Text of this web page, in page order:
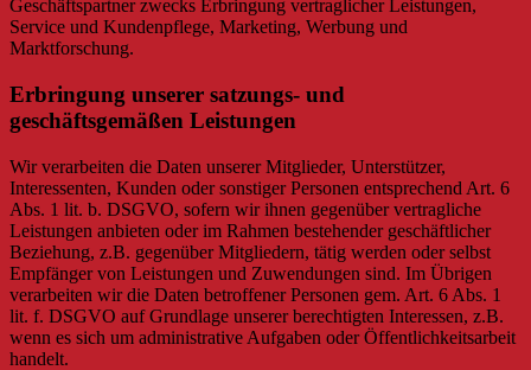
Geschäftspartner zwecks Erbringung vertraglicher Leistungen,
Service und Kundenpflege, Marketing, Werbung und
Marktforschung.
Erbringung unserer satzungs- und
geschäftsgemäßen Leistungen
Wir verarbeiten die Daten unserer Mitglieder, Unterstützer,
Interessenten, Kunden oder sonstiger Personen entsprechend Art. 6
Abs. 1 lit. b. DSGVO, sofern wir ihnen gegenüber vertragliche
Leistungen anbieten oder im Rahmen bestehender geschäftlicher
Beziehung, z.B. gegenüber Mitgliedern, tätig werden oder selbst
Empfänger von Leistungen und Zuwendungen sind. Im Übrigen
verarbeiten wir die Daten betroffener Personen gem. Art. 6 Abs. 1
lit. f. DSGVO auf Grundlage unserer berechtigten Interessen, z.B.
wenn es sich um administrative Aufgaben oder Öffentlichkeitsarbeit
handelt.